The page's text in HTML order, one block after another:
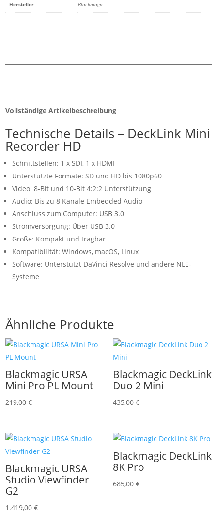
Hersteller Blackmagic
Vollständige Artikelbeschreibung
Technische Details – DeckLink Mini
Recorder HD
Schnittstellen: 1 x SDI, 1 x HDMI
Unterstützte Formate: SD und HD bis 1080p60
Video: 8-Bit und 10-Bit 4:2:2 Unterstützung
Audio: Bis zu 8 Kanäle Embedded Audio
Anschluss zum Computer: USB 3.0
Stromversorgung: Über USB 3.0
Größe: Kompakt und tragbar
Kompatibilität: Windows, macOS, Linux
Software: Unterstützt DaVinci Resolve und andere NLE-
Systeme
Ähnliche Produkte
Blackmagic URSA
Mini Pro PL Mount
219,00€
Blackmagic DeckLink
Duo 2 Mini
435,00 €
Blackmagic URSA
Studio Viewfinder
G2
1.419,00€
Blackmagic DeckLink
8K Pro
685,00 €